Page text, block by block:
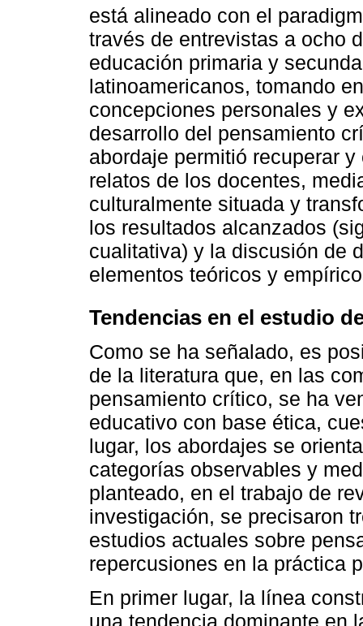
está alineado con el
través de entrevistas a ocho
educación primaria y
latinoamericanos, tomando
concepciones personales y
desarrollo del pensamiento
abordaje permitió recuperar
relatos de los docentes,
culturalmente situada y
los resultados alcanzados
cualitativa) y la discusión de
elementos teóricos y
Tendencias en el estudio
Como se ha señalado, es
de la literatura que, en las
pensamiento crítico, se ha
educativo con base ética,
lugar, los abordajes se
categorías observables y
planteado, en el trabajo de
investigación, se precisaron
estudios actuales sobre
repercusiones en la práctica
En primer lugar, la línea